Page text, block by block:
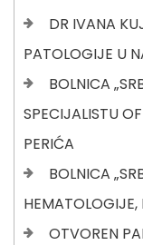
DR IVANA
PATOLOGIJE U
BOLNICA
SPECIJALISTU
PERIĆA
BOLNICA
OTVOREN